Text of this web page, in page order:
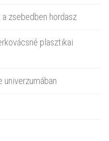
zsebedben hordasz
plasztikai
univerzumában